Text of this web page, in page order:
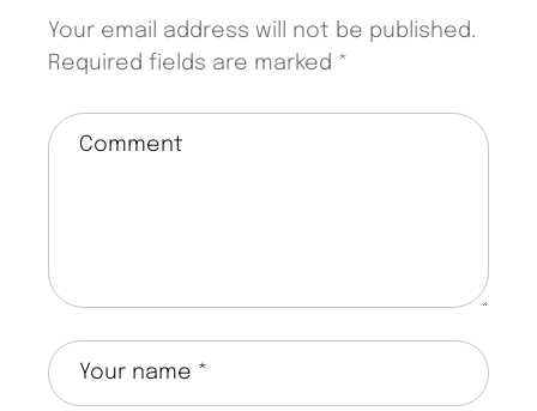
Your email address will not be published.
Required fields are marked *